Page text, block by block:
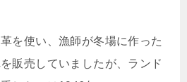
を使い、漁師が冬場に作った
販売していましたが、ランド